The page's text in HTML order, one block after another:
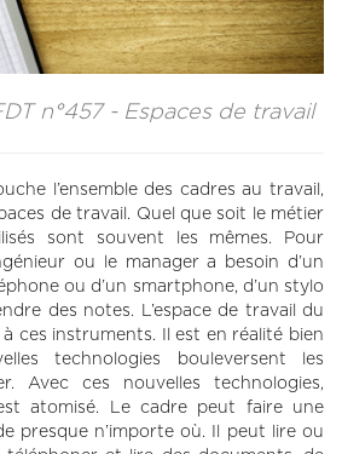
n°457 - Espaces de travail
l’ensemble des cadres au travail,
de travail. Quel que soit le métier
sont souvent les mêmes. Pour
ou le manager a besoin d’un
ou d’un smartphone, d’un stylo
des notes. L’espace de travail du
ces instruments. Il est en réalité bien
technologies bouleversent les
Avec ces nouvelles technologies,
atomisé. Le cadre peut faire une
presque n’importe où. Il peut lire ou